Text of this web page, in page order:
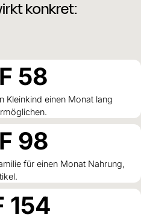
konkret:
58
Kleinkind einen Monat lang
98
für einen Monat Nahrung,
154